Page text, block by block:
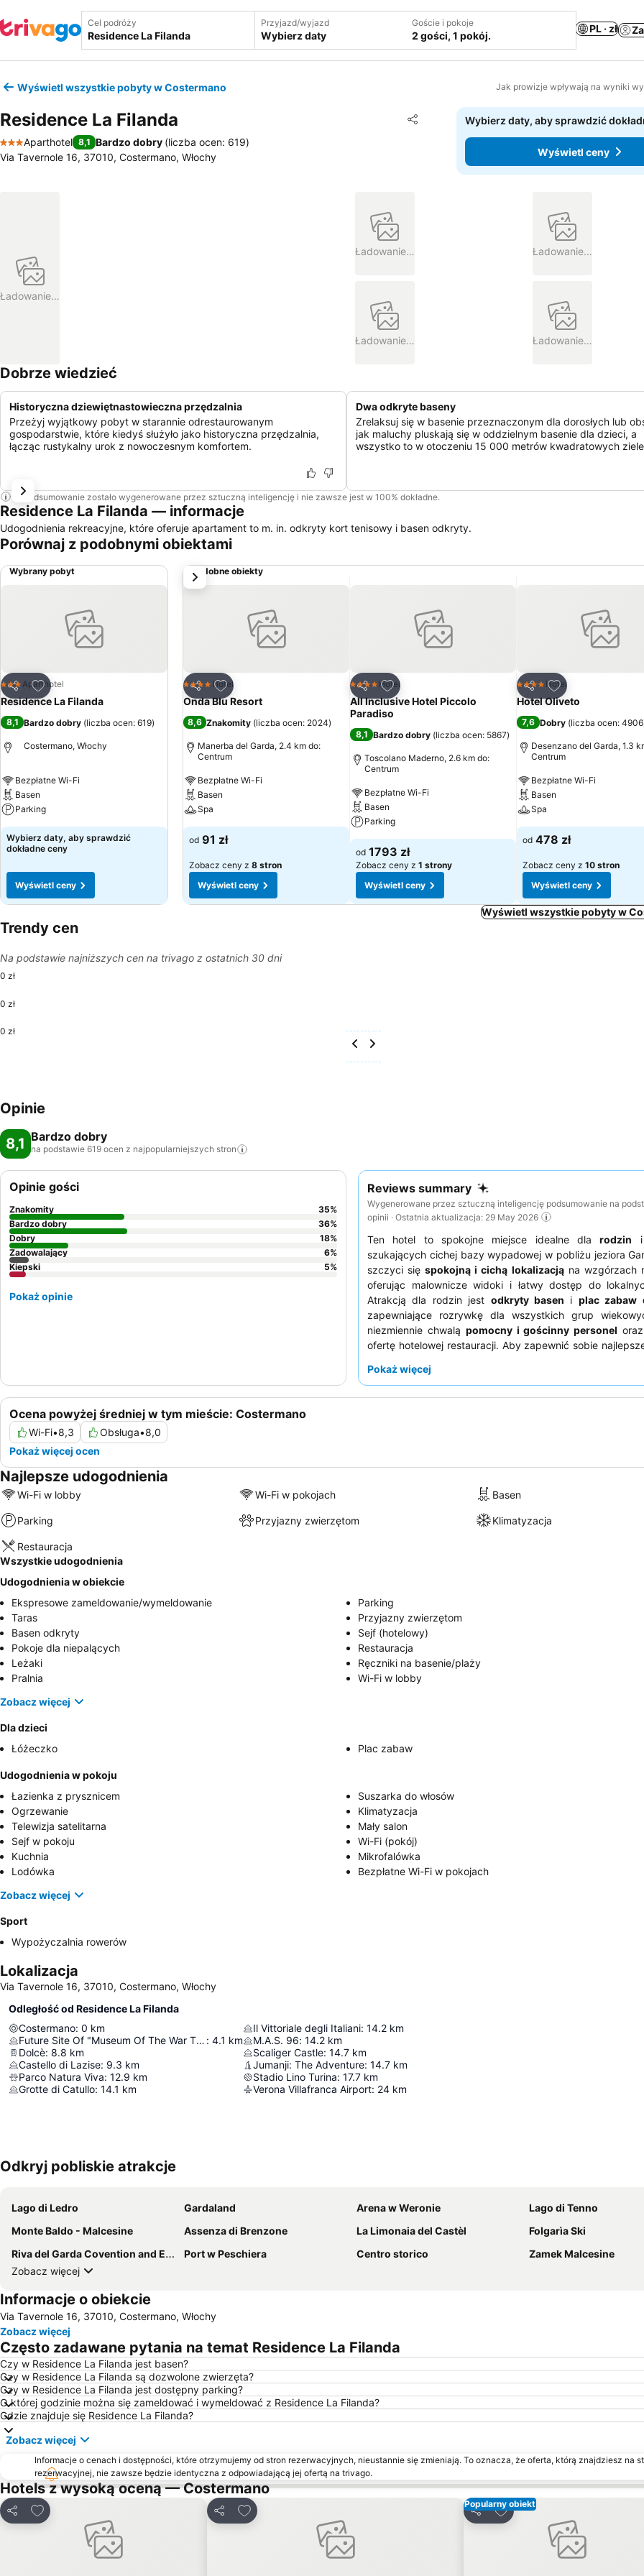
Cel podróży Przyjazd/wyjazd
Wybierz daty
Goście i pokoje
2 gości, 1 pokój.
PL · zł
Wyświetl wszystkie pobyty w Costermano Jak prowizje wpływają na wyniki
Residence La Filanda Udostępnij
Dodaj do ulubionych
3 Kategoria
Aparthotel 8,1 Bardzo dobry (liczba ocen: 619)
Via Tavernole 16, 37010, Costermano, Włochy
Wybierz daty, aby sprawdzić
Wyświetl ceny
Ładowanie…
Ładowanie… Ładowanie…
Ładowanie… Ładowanie…
Dobrze wiedzieć
Historyczna dziewiętnastowieczna przędzalnia
Przeżyj wyjątkowy pobyt w starannie odrestaurowanym
gospodarstwie, które kiedyś służyło jako historyczna przędzalnia,
łącząc rustykalny urok z nowoczesnym komfortem.
Dwa odkryte baseny
Zrelaksuj się w basenie przeznaczonym dla dorosłych lub
jak maluchy pluskają się w oddzielnym basenie dla dzieci, a
wszystko to w otoczeniu 15 000 metrów kwadratowych
To podsumowanie zostało wygenerowane przez sztuczną inteligencję i nie zawsze jest w 100% dokładne.
Residence La Filanda — informacje
Udogodnienia rekreacyjne, które oferuje apartament to m. in. odkryty kort tenisowy i basen odkryty.
Porównaj z podobnymi obiektami
Wybrany pobyt
Udostępnij
Dodaj do ulubionych
3 Kategoria
Aparthotel
Residence La Filanda
8,1 Bardzo dobry (liczba ocen: 619)
Costermano, Włochy
Bezpłatne Wi-Fi
Basen
Parking
Wybierz daty, aby sprawdzić
dokładne ceny
Wyświetl ceny
Podobne obiekty
Udostępnij
Dodaj do ulubionych
4 Kategoria
Hotel
Onda Blu Resort
8,6 Znakomity (liczba ocen: 2024)
Manerba del Garda, 2.4 km do:
Centrum
Bezpłatne Wi-Fi
Basen
Spa
od 91 zł
Zobacz ceny z 8 stron
Wyświetl ceny
Udostępnij
Dodaj do ulubionych
4 Kategoria
Hotel
All Inclusive Hotel Piccolo
Paradiso
8,1 Bardzo dobry (liczba ocen: 5867)
Toscolano Maderno, 2.6 km do:
Centrum
Bezpłatne Wi-Fi
Basen
Parking
od 1793 zł
Zobacz ceny z 1 strony
Wyświetl ceny
Udostępnij
Dodaj do
4 Kategoria
Hotel
Hotel Oliveto
7,6 Dobry (liczba ocen: 4906
Desenzano del Garda, 1.3
Centrum
Bezpłatne Wi-Fi
Basen
Spa
od 478 zł
Zobacz ceny z 10 stron
Wyświetl ceny
Następny
Wyświetl wszystkie pobyty w
Trendy cen
Na podstawie najniższych cen na trivago z ostatnich 30 dni
0 zł
0 zł
0 zł
Opinie
8,1 Bardzo dobry
na podstawie 619 ocen z najpopularniejszych stron
Reviews summary
Wygenerowane przez sztuczną inteligencję podsumowanie na
opinii · Ostatnia aktualizacja: 29 May 2026
Ten hotel to spokojne miejsce idealne dlarodzin
szukających cichej bazy wypadowej w pobliżu jeziora
szczyci sięspokojną i cichą lokalizacjąna wzgórzach
oferując malownicze widoki i łatwy dostęp do
Atrakcją dla rodzin jest odkryty basen i plac zabaw
zapewniające rozrywkę dla wszystkich grup
niezmiennie chwalą pomocny i gościnny personel
ofertę hotelowej restauracji. Aby zapewnić sobie
miejsce do siedzenia na zewnątrz.
Pokaż więcej
Ocena powyżej średniej w tym mieście: Costermano
Wi-Fi•8,3 Obsługa•8,0
Pokaż więcej ocen
Opinie gości
Znakomity 35%
Bardzo dobry
36%
Dobry
18%
Zadowalający
6%
Kiepski
5%
Pokaż opinie
Najlepsze udogodnienia
Wi-Fi w lobby Wi-Fi w pokojach Basen
Parking Przyjazny zwierzętom Klimatyzacja
Restauracja
Wszystkie udogodnienia
Udogodnienia w obiekcie
Ekspresowe zameldowanie/wymeldowanie
Parking
Taras
Przyjazny zwierzętom
Basen odkryty
Sejf (hotelowy)
Pokoje dla niepalących
Restauracja
Leżaki
Ręczniki na basenie/plaży
Pralnia
Wi-Fi w lobby
Zobacz więcej
Dla dzieci
Łóżeczko
Plac zabaw
Udogodnienia w pokoju
Łazienka z prysznicem
Suszarka do włosów
Ogrzewanie
Klimatyzacja
Telewizja satelitarna
Mały salon
Sejf w pokoju
Wi-Fi (pokój)
Kuchnia
Mikrofalówka
Lodówka
Bezpłatne Wi-Fi w pokojach
Zobacz więcej
Sport
Wypożyczalnia rowerów
Lokalizacja
Via Tavernole 16, 37010, Costermano, Włochy
Odległość od Residence La Filanda
Costermano: 0 km
Future Site Of "Museum Of The War That Never Happened" : 4.1 km
Dolcè: 8.8 km
Castello di Lazise: 9.3 km
Parco Natura Viva: 12.9 km
Grotte di Catullo: 14.1 km
Il Vittoriale degli Italiani: 14.2 km
M.A.S. 96: 14.2 km
Scaliger Castle: 14.7 km
Jumanji: The Adventure: 14.7 km
Stadio Lino Turina: 17.7 km
Verona Villafranca Airport: 24 km
Odkryj pobliskie atrakcje
Lago di Ledro Gardaland Arena w Weronie
Lago di Tenno
Monte Baldo - Malcesine
Assenza di Brenzone La Limonaia del Castèl
Folgarìa Ski
Riva del Garda Covention and Exhibition Centre
Port w Peschiera Centro storico
Zamek Malcesine
Zobacz więcej
Informacje o obiekcie
Via Tavernole 16, 37010, Costermano, Włochy
Zobacz więcej
Często zadawane pytania na temat Residence La Filanda
Czy w Residence La Filanda jest basen?
Czy w Residence La Filanda są dozwolone zwierzęta?
Czy w Residence La Filanda jest dostępny parking?
O której godzinie można się zameldować i wymeldować z Residence La Filanda?
Gdzie znajduje się Residence La Filanda?
Zobacz więcej
Informacje o cenach i dostępności, które otrzymujemy od stron rezerwacyjnych, nieustannie się zmieniają. To oznacza, że oferta, którą znajdziesz na
rezerwacyjnej, nie zawsze będzie identyczna z odpowiadającą jej ofertą na trivago.
Hotels z wysoką oceną — Costermano
Udostępnij
Dodaj do ulubionych
Udostępnij
Dodaj do ulubionych Popularny obiekt
Udostępnij
Dodaj do ulubionych